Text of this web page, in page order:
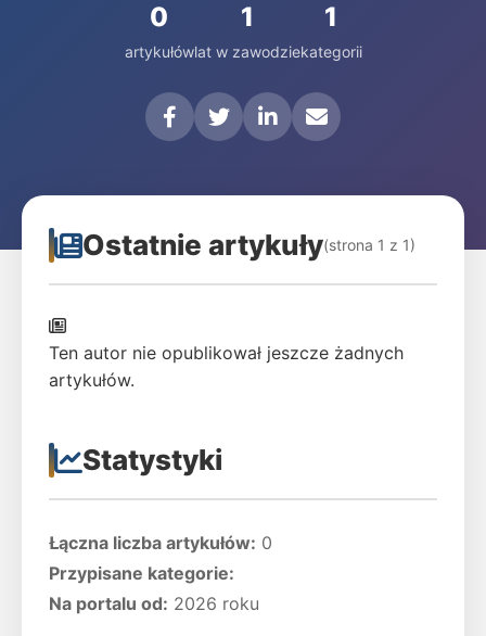
0
artykułów
1
lat w zawodzie
1
kategorii
Ostatnie artykuły(strona 1 z 1)
Ten autor nie opublikował jeszcze żadnych
artykułów.
Statystyki
Łączna liczba artykułów: 0
Przypisane kategorie:
Na portalu od: 2026 roku